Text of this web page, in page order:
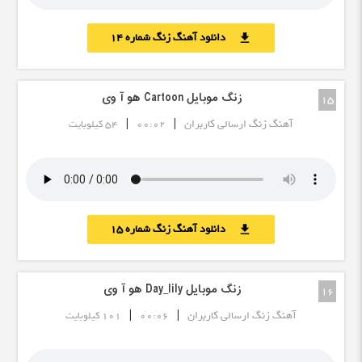
download دانلود آهنگ زنگ شماره 14
15 زنگ موبایل Cartoon هو آ وی
آهنگ زنگ ارسالی کاربران |
00:02
| 54 کیلوبایت
download دانلود آهنگ زنگ شماره 15
16 زنگ موبایل Day_lily هو آ وی
آهنگ زنگ ارسالی کاربران |
00:06
| 101 کیلوبایت